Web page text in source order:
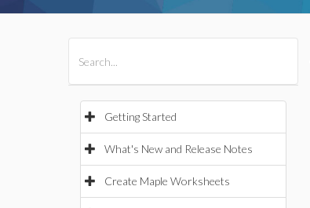
Getting Started
What's New and Release Notes
Create Maple Worksheets